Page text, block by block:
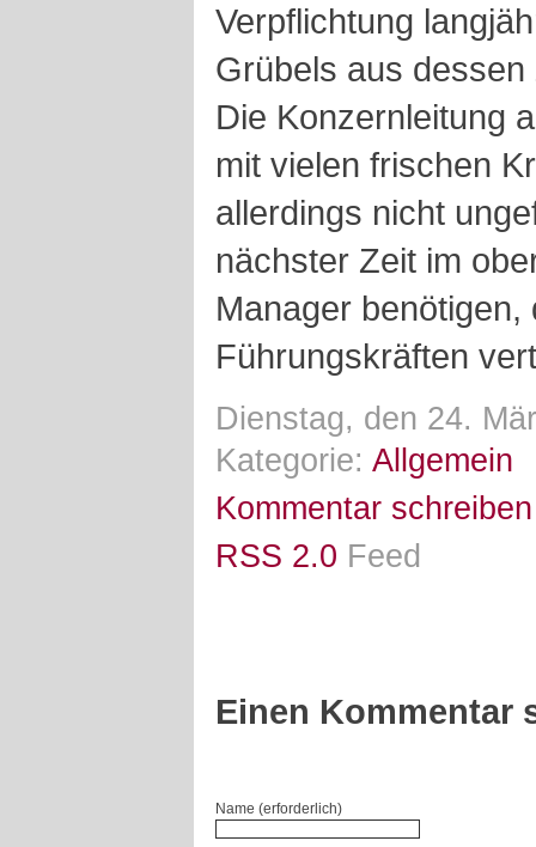
Verpflichtung
Grübels aus
Die Konzernleitung
mit vielen frischen
allerdings nicht
nächster Zeit im
Manager
Führungskräften
Dienstag, den 24.
Kategorie: Allgemein
Kommentar schreiben
RSS 2.0 Feed
Einen Kommentar
Name (erforderlich)